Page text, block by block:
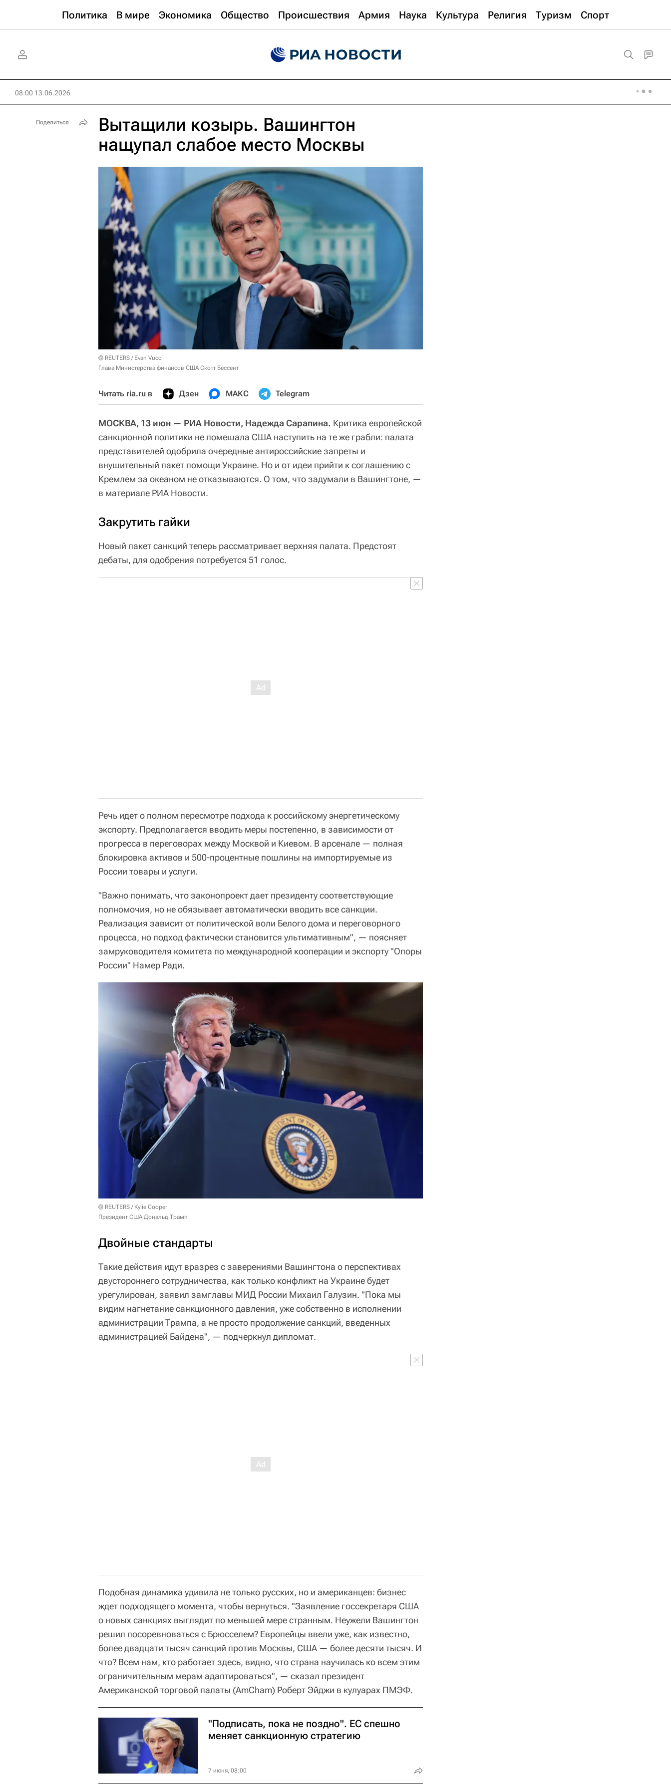
Политика В мире Экономика Общество Происшествия Армия Наука Культура Религия Туризм Спорт
08:00 13.06.2026
Вытащили козырь. Вашингтон
нащупал слабое место Москвы
© REUTERS / Evan Vucci
Глава Министерства финансов США Скотт Бессент
Читать ria.ru в Дзен МАКС Telegram
МОСКВА, 13 июн — РИА Новости, Надежда Сарапина. Критика европейской
санкционной политики не помешала США наступить на те же грабли: палата
представителей одобрила очередные антироссийские запреты и
внушительный пакет помощи Украине. Но и от идеи прийти к соглашению с
Кремлем за океаном не отказываются. О том, что задумали в Вашингтоне, —
в материале РИА Новости.
Закрутить гайки
Новый пакет санкций теперь рассматривает верхняя палата. Предстоят
дебаты, для одобрения потребуется 51 голос.
Речь идет о полном пересмотре подхода к российскому энергетическому
экспорту. Предполагается вводить меры постепенно, в зависимости от
прогресса в переговорах между Москвой и Киевом. В арсенале — полная
блокировка активов и 500-процентные пошлины на импортируемые из
России товары и услуги.
"Важно понимать, что законопроект дает президенту соответствующие
полномочия, но не обязывает автоматически вводить все санкции.
Реализация зависит от политической воли Белого дома и переговорного
процесса, но подход фактически становится ультимативным", — поясняет
замруководителя комитета по международной кооперации и экспорту "Опоры
России" Намер Ради.
© REUTERS / Kylie Cooper
Президент США Дональд Трамп
Двойные стандарты
Такие действия идут вразрез с заверениями Вашингтона о перспективах
двустороннего сотрудничества, как только конфликт на Украине будет
урегулирован, заявил замглавы МИД России Михаил Галузин. "Пока мы
видим нагнетание санкционного давления, уже собственно в исполнении
администрации Трампа, а не просто продолжение санкций, введенных
администрацией Байдена", — подчеркнул дипломат.
Подобная динамика удивила не только русских, но и американцев: бизнес
ждет подходящего момента, чтобы вернуться. "Заявление госсекретаря США
о новых санкциях выглядит по меньшей мере странным. Неужели Вашингтон
решил посоревноваться с Брюсселем? Европейцы ввели уже, как известно,
более двадцати тысяч санкций против Москвы, США — более десяти тысяч. И
что? Всем нам, кто работает здесь, видно, что страна научилась ко всем этим
ограничительным мерам адаптироваться", — сказал президент
Американской торговой палаты (AmCham) Роберт Эйджи в кулуарах ПМЭФ.
"Подписать, пока не поздно". ЕС спешно
меняет санкционную стратегию
7 июня, 08:00
Поделиться